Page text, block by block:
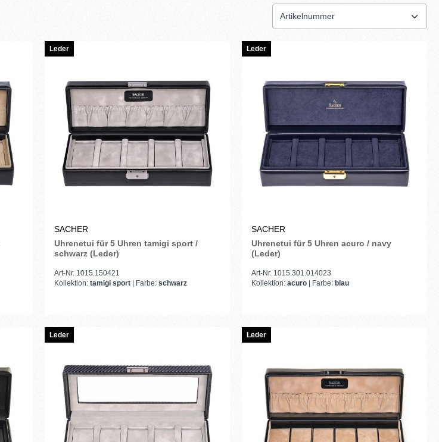
Leder
SACHER
Uhrenetui für 5 Uhren tamigi sport /
schwarz (Leder)
Art-Nr. 1015.150421
Kollektion: tamigi sport | Farbe: schwarz
Leder
SACHER
Uhrenetui für 5 Uhren acuro / navy
(Leder)
Art-Nr. 1015.301.014023
Kollektion: acuro | Farbe: blau
Leder Leder